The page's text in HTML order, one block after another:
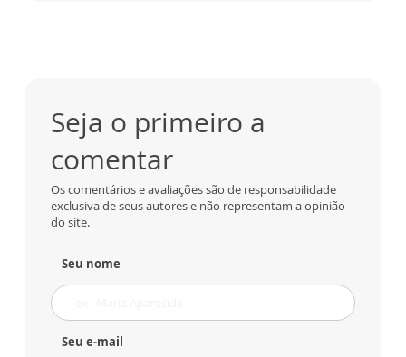
Seja o primeiro a
comentar
Os comentários e avaliações são de responsabilidade
exclusiva de seus autores e não representam a opinião
do site.
Seu nome
Seu e-mail